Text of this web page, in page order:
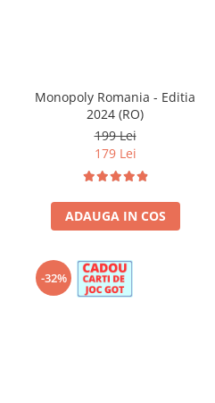
Monopoly Romania - Editia
2024 (RO)
199 Lei
179 Lei
ADAUGA IN COS
-32%